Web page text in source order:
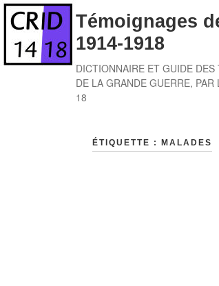
Skip
content
Témoignages
1914-1918
DICTIONNAIRE ET GUIDE DES
DE LA GRANDE GUERRE, PAR
18
ÉTIQUETTE : MALADES